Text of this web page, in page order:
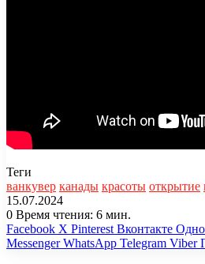
Теги
ванкувер канады красоты открытие
15.07.2024
0 Время чтения: 6 мин.
Facebook X Pinterest Вконтакте
Messenger WhatsApp Telegram Viber